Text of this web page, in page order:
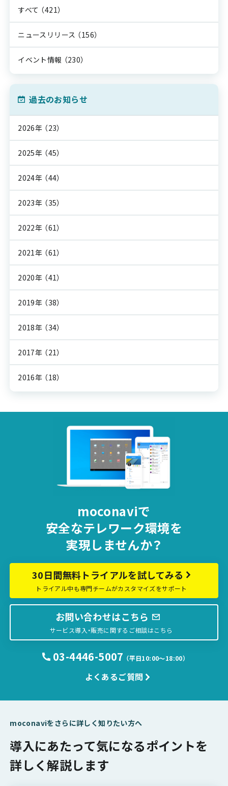
すべて （421）
ニュースリリース （156）
イベント情報 （230）
過去のお知らせ
2026年 （23）
2025年 （45）
2024年 （44）
2023年 （35）
2022年 （61）
2021年 （61）
2020年 （41）
2019年 （38）
2018年 （34）
2017年 （21）
2016年 （18）
moconaviで
安全なテレワーク環境を
実現しませんか？
30日間無料トライアルを試してみる
トライアル中も専門チームがカスタマイズをサポート
お問い合わせはこちら
サービス導入・販売に関するご相談はこちら
03-4446-5007 （平日10:00〜18:00）
よくあるご質問
moconaviをさらに詳しく知りたい方へ
導入にあたって気になるポイントを
詳しく解説します